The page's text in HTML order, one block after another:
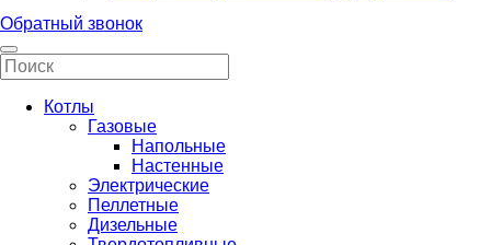
Обратный звонок
Котлы
Газовые
Напольные
Настенные
Электрические
Пеллетные
Дизельные